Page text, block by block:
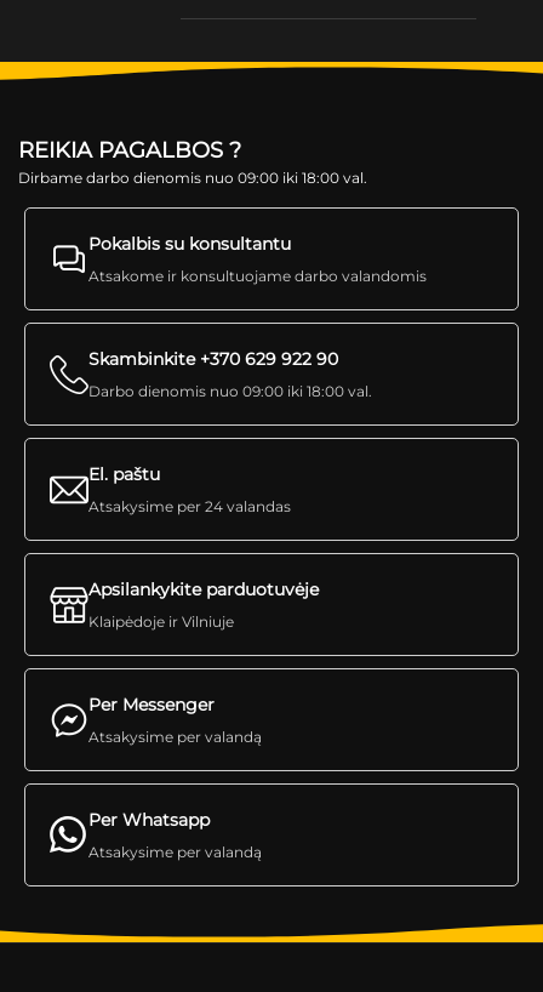
REIKIA PAGALBOS ?
Dirbame darbo dienomis nuo 09:00 iki 18:00 val.
Pokalbis su konsultantu
Atsakome ir konsultuojame darbo valandomis
Skambinkite +370 629 922 90
Darbo dienomis nuo 09:00 iki 18:00 val.
Per Messenger
Atsakysime per valandą
El. paštu
Atsakysime per 24 valandas
Apsilankykite parduotuvėje
Klaipėdoje ir Vilniuje
Per Whatsapp
Atsakysime per valandą